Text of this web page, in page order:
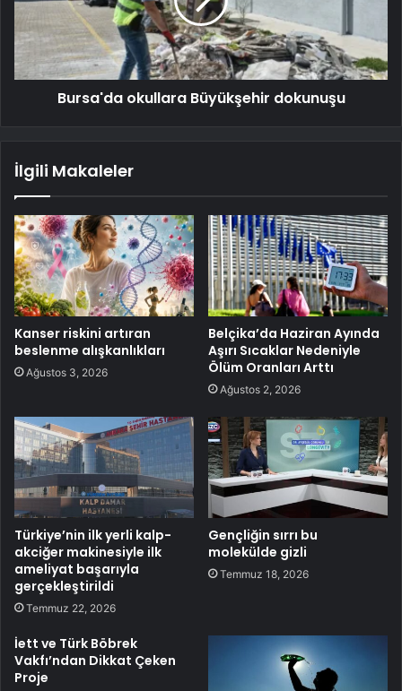
Bursa'da okullara Büyükşehir dokunuşu
İlgili Makaleler
Kanser riskini artıran
beslenme alışkanlıkları
Ağustos 3, 2026
Belçika’da Haziran Ayında
Aşırı Sıcaklar Nedeniyle
Ölüm Oranları Arttı
Ağustos 2, 2026
Türkiye’nin ilk yerli kalp-
akciğer makinesiyle ilk
ameliyat başarıyla
gerçekleştirildi
Temmuz 22, 2026
Gençliğin sırrı bu
molekülde gizli
Temmuz 18, 2026
İett ve Türk Böbrek
Vakfı’ndan Dikkat Çeken
Proje